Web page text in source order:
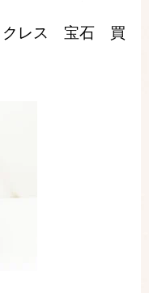
レス 宝石 買